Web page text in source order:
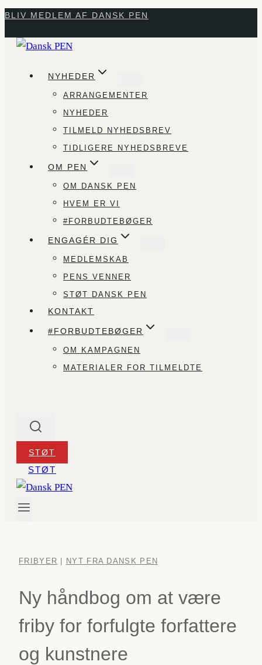
Fortsæt
indhold
BLIV MEDLEM AF DANSK PEN
NYHEDER
ARRANGEMENTER
NYHEDER
TILMELD NYHEDSBREV
TIDLIGERE NYHEDSBREVE
OM PEN
OM DANSK PEN
HVEM ER VI
#FORBUDTEBØGER
ENGAGÉR DIG
MEDLEMSKAB
PENS VENNER
STØT DANSK PEN
KONTAKT
#FORBUDTEBØGER
OM KAMPAGNEN
MATERIALER FOR TILMELDTE
STØT
STØT
FRIBYER NYT FRA DANSK PEN
Ny håndbog om at være
friby for forfulgte forfattere
og kunstnere